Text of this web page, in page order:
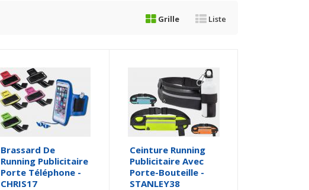
Grille Liste
Brassard De
Running Publicitaire
Porte Téléphone -
CHRIS17
Ceinture Running
Publicitaire Avec
Porte-Bouteille -
STANLEY38